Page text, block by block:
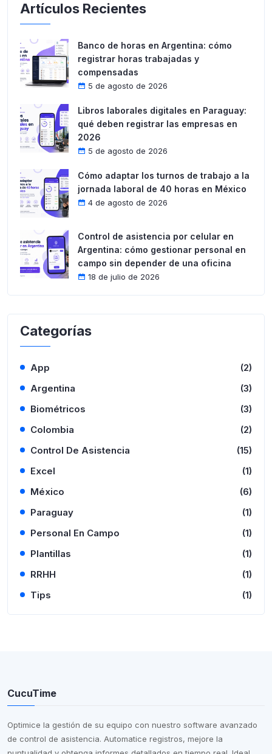
Artículos Recientes
Banco de horas en Argentina: cómo
registrar horas trabajadas y
compensadas
5 de agosto de 2026
Libros laborales digitales en Paraguay:
qué deben registrar las empresas en
2026
5 de agosto de 2026
Cómo adaptar los turnos de trabajo a la
jornada laboral de 40 horas en México
4 de agosto de 2026
Control de asistencia por celular en
Argentina: cómo gestionar personal en
campo sin depender de una oficina
18 de julio de 2026
Categorías
App
(2)
Argentina
(3)
Biométricos
(3)
Colombia
(2)
Control De Asistencia
(15)
Excel
(1)
México
(6)
Paraguay
(1)
Personal En Campo
(1)
Plantillas
(1)
RRHH
(1)
Tips
(1)
CucuTime
Optimice la gestión de su equipo con nuestro software avanzado
de control de asistencia. Automatice registros, mejore la